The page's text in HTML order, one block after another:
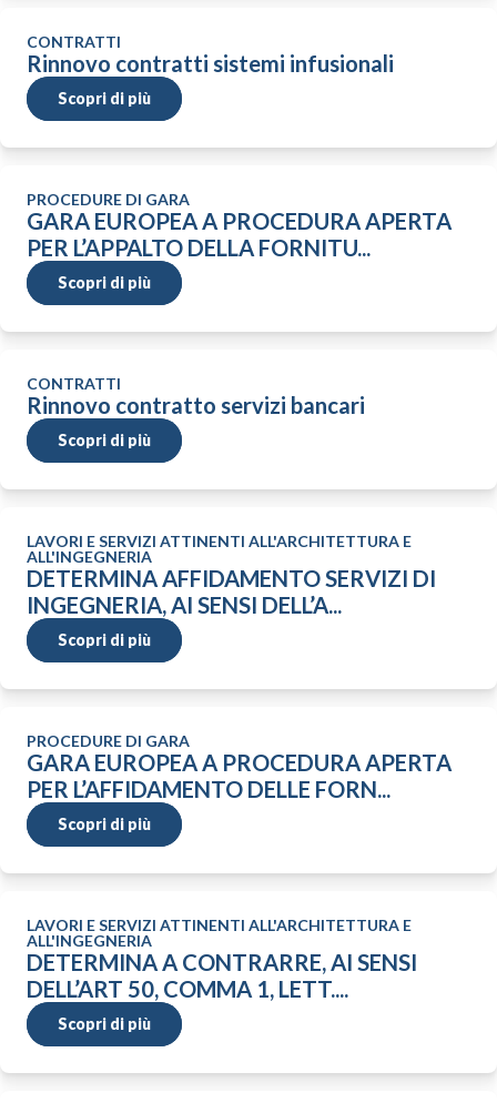
CONTRATTI
Rinnovo contratti sistemi infusionali
Scopri di più
PROCEDURE DI GARA
GARA EUROPEA A PROCEDURA APERTA
PER L’APPALTO DELLA FORNITU...
Scopri di più
CONTRATTI
Rinnovo contratto servizi bancari
Scopri di più
LAVORI E SERVIZI ATTINENTI ALL'ARCHITETTURA E
ALL'INGEGNERIA
DETERMINA AFFIDAMENTO SERVIZI DI
INGEGNERIA, AI SENSI DELL’A...
Scopri di più
PROCEDURE DI GARA
GARA EUROPEA A PROCEDURA APERTA
PER L’AFFIDAMENTO DELLE FORN...
Scopri di più
LAVORI E SERVIZI ATTINENTI ALL'ARCHITETTURA E
ALL'INGEGNERIA
DETERMINA A CONTRARRE, AI SENSI
DELL’ART 50, COMMA 1, LETT....
Scopri di più